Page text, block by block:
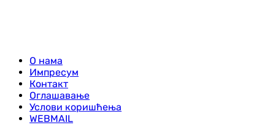
О нама
Импресум
Контакт
Оглашавање
Услови коришћења
WEBMAIL